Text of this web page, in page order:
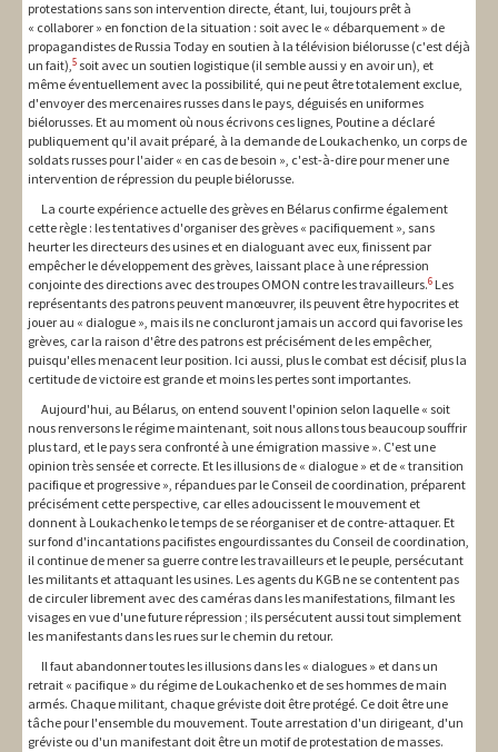
protestations sans son intervention directe, étant, lui, toujours prêt à
« collaborer » en fonction de la situation : soit avec le « débarquement » de
propagandistes de Russia Today en soutien à la télévision biélorusse (c'est déjà
un fait),5 soit avec un soutien logistique (il semble aussi y en avoir un), et
même éventuellement avec la possibilité, qui ne peut être totalement exclue,
d'envoyer des mercenaires russes dans le pays, déguisés en uniformes
biélorusses. Et au moment où nous écrivons ces lignes, Poutine a déclaré
publiquement qu'il avait préparé, à la demande de Loukachenko, un corps de
soldats russes pour l'aider « en cas de besoin », c'est-à-dire pour mener une
intervention de répression du peuple biélorusse.
La courte expérience actuelle des grèves en Bélarus confirme également
cette règle : les tentatives d'organiser des grèves « pacifiquement », sans
heurter les directeurs des usines et en dialoguant avec eux, finissent par
empêcher le développement des grèves, laissant place à une répression
conjointe des directions avec des troupes OMON contre les travailleurs.6 Les
représentants des patrons peuvent manœuvrer, ils peuvent être hypocrites et
jouer au « dialogue », mais ils ne concluront jamais un accord qui favorise les
grèves, car la raison d'être des patrons est précisément de les empêcher,
puisqu'elles menacent leur position. Ici aussi, plus le combat est décisif, plus la
certitude de victoire est grande et moins les pertes sont importantes.
Aujourd'hui, au Bélarus, on entend souvent l'opinion selon laquelle « soit
nous renversons le régime maintenant, soit nous allons tous beaucoup souffrir
plus tard, et le pays sera confronté à une émigration massive ». C'est une
opinion très sensée et correcte. Et les illusions de « dialogue » et de « transition
pacifique et progressive », répandues par le Conseil de coordination, préparent
précisément cette perspective, car elles adoucissent le mouvement et
donnent à Loukachenko le temps de se réorganiser et de contre-attaquer. Et
sur fond d'incantations pacifistes engourdissantes du Conseil de coordination,
il continue de mener sa guerre contre les travailleurs et le peuple, persécutant
les militants et attaquant les usines. Les agents du KGB ne se contentent pas
de circuler librement avec des caméras dans les manifestations, filmant les
visages en vue d'une future répression ; ils persécutent aussi tout simplement
les manifestants dans les rues sur le chemin du retour.
Il faut abandonner toutes les illusions dans les « dialogues » et dans un
retrait « pacifique » du régime de Loukachenko et de ses hommes de main
armés. Chaque militant, chaque gréviste doit être protégé. Ce doit être une
tâche pour l'ensemble du mouvement. Toute arrestation d'un dirigeant, d'un
gréviste ou d'un manifestant doit être un motif de protestation de masses.